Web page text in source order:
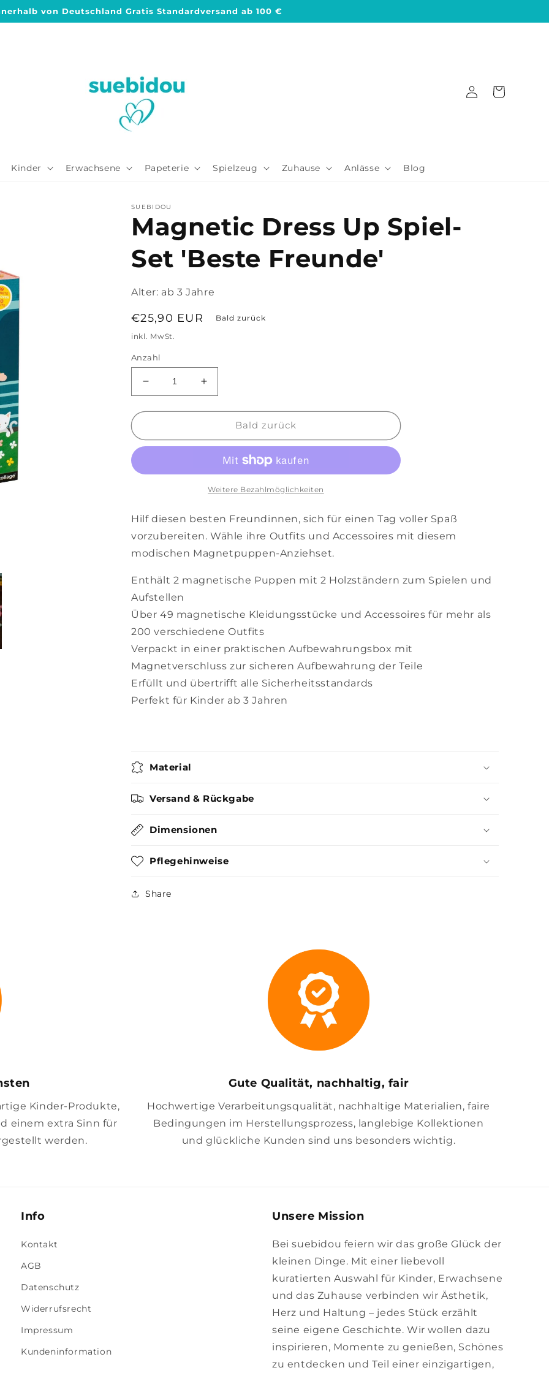
von Deutschland Gratis Standardversand ab 100 €
Kinder Erwachsene Papeterie Spielzeug Zuhause Anlässe Blog
Einloggen
Warenkorb
SUEBIDOU
Magnetic Dress Up Spiel-
Set 'Beste Freunde'
Alter: ab 3 Jahre
Normaler
Preis
€25,90 EUR
Bald zurück
inkl. MwSt.
Anzahl
Verringere
die
Menge
Magnetic
Spiel-
Freunde&#39;
Erhöhe
die
Menge
Magnetic
Spiel-
Set
Freunde&#39;
Bald zurück
Weitere Bezahlmöglichkeiten
Hilf diesen besten Freundinnen, sich für einen Tag voller Spaß
vorzubereiten. Wähle ihre Outfits und Accessoires mit diesem
modischen Magnetpuppen-Anziehset.
Enthält 2 magnetische Puppen mit 2 Holzständern zum Spielen und
Aufstellen
Über 49 magnetische Kleidungsstücke und Accessoires für mehr als
200 verschiedene Outfits
Verpackt in einer praktischen Aufbewahrungsbox mit
Magnetverschluss zur sicheren Aufbewahrung der Teile
Erfüllt und übertrifft alle Sicherheitsstandards
Perfekt für Kinder ab 3 Jahren
Material
Versand & Rückgabe
Dimensionen
Pflegehinweise
Share
Kinder-Produkte,
einem extra Sinn für
werden.
Gute Qualität, nachhaltig, fair
Hochwertige Verarbeitungsqualität, nachhaltige Materialien, faire
Bedingungen im Herstellungsprozess, langlebige Kollektionen
und glückliche Kunden sind uns besonders wichtig.
Info
Kontakt
AGB
Datenschutz
Widerrufsrecht
Impressum
Kundeninformation
Unsere Mission
Bei suebidou feiern wir das große Glück der
kleinen Dinge. Mit einer liebevoll
kuratierten Auswahl für Kinder, Erwachsene
und das Zuhause verbinden wir Ästhetik,
Herz und Haltung – jedes Stück erzählt
seine eigene Geschichte. Wir wollen dazu
inspirieren, Momente zu genießen, Schönes
zu entdecken und Teil einer einzigartigen,